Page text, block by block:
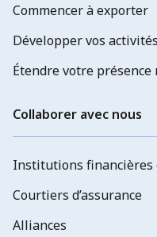
Commencer à exporter
Développer vos
Étendre votre présence
Collaborer avec nous
Institutions financières
Courtiers d’assurance
Alliances